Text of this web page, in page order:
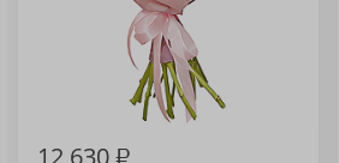
12 630₽